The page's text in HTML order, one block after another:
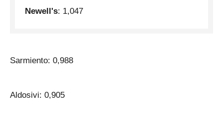
Newell's: 1,047
Sarmiento: 0,988
Aldosivi: 0,905